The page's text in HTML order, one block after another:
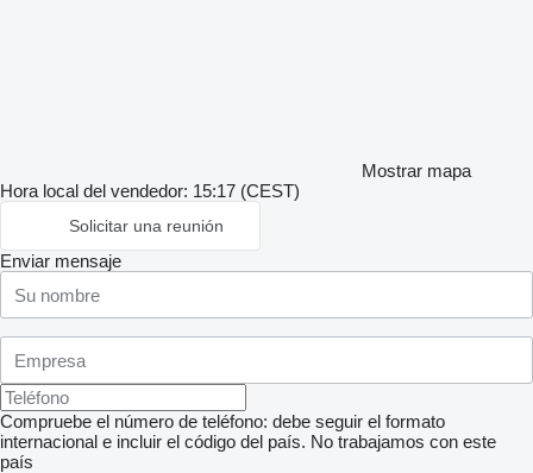
Mostrar mapa
Hora local del vendedor: 15:17 (CEST)
Solicitar una reunión
Enviar mensaje
Compruebe el número de teléfono: debe seguir el formato
internacional e incluir el código del país. No trabajamos con este
país